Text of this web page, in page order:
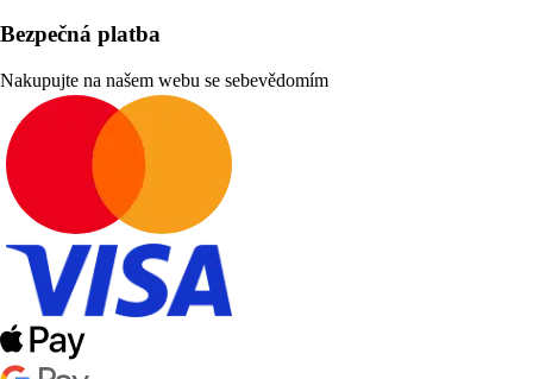
Bezpečná platba
Nakupujte na našem webu se sebevědomím